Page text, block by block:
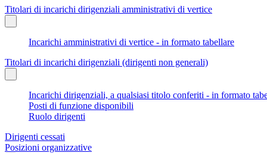
Titolari di incarichi dirigenziali amministrativi di vertice
Incarichi amministrativi di vertice - in formato tabellare
Titolari di incarichi dirigenziali (dirigenti non generali)
Incarichi dirigenziali, a qualsiasi titolo conferiti - in formato
Posti di funzione disponibili
Ruolo dirigenti
Dirigenti cessati
Posizioni organizzative